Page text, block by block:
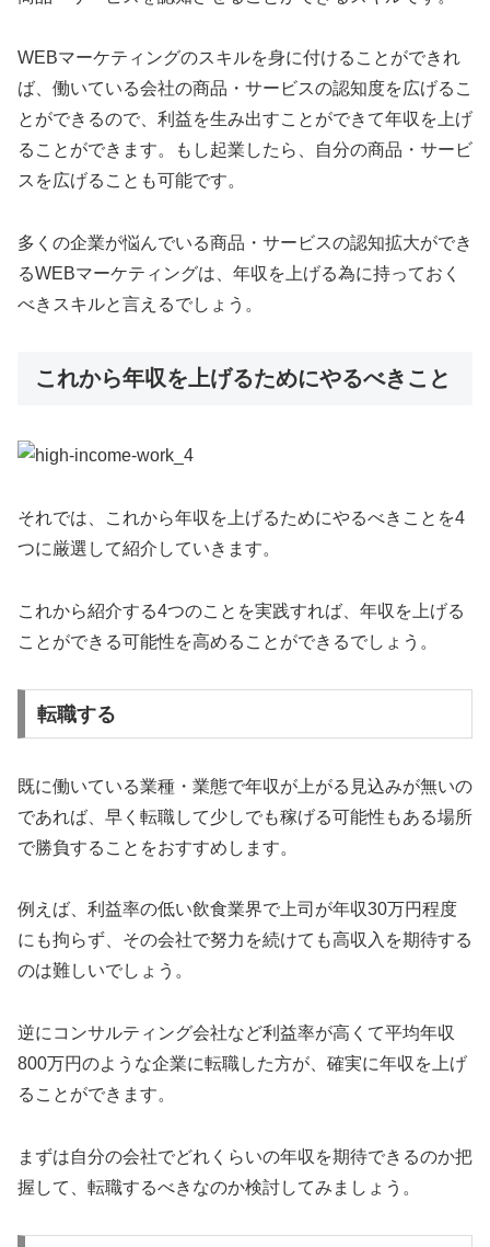
WEBマーケティングのスキルを身に付けることができれ
ば、働いている会社の商品・サービスの認知度を広げるこ
とができるので、利益を生み出すことができて年収を上げ
ることができます。もし起業したら、自分の商品・サービ
スを広げることも可能です。
多くの企業が悩んでいる商品・サービスの認知拡大ができ
るWEBマーケティングは、年収を上げる為に持っておく
べきスキルと言えるでしょう。
これから年収を上げるためにやるべきこと
それでは、これから年収を上げるためにやるべきことを4
つに厳選して紹介していきます。
これから紹介する4つのことを実践すれば、年収を上げる
ことができる可能性を高めることができるでしょう。
転職する
既に働いている業種・業態で年収が上がる見込みが無いの
であれば、早く転職して少しでも稼げる可能性もある場所
で勝負することをおすすめします。
例えば、利益率の低い飲食業界で上司が年収30万円程度
にも拘らず、その会社で努力を続けても高収入を期待する
のは難しいでしょう。
逆にコンサルティング会社など利益率が高くて平均年収
800万円のような企業に転職した方が、確実に年収を上げ
ることができます。
まずは自分の会社でどれくらいの年収を期待できるのか把
握して、転職するべきなのか検討してみましょう。